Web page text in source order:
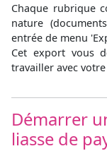
Chaque rubrique
nature
entrée de menu
Cet export vous
travailler avec
Démarrer
liasse de